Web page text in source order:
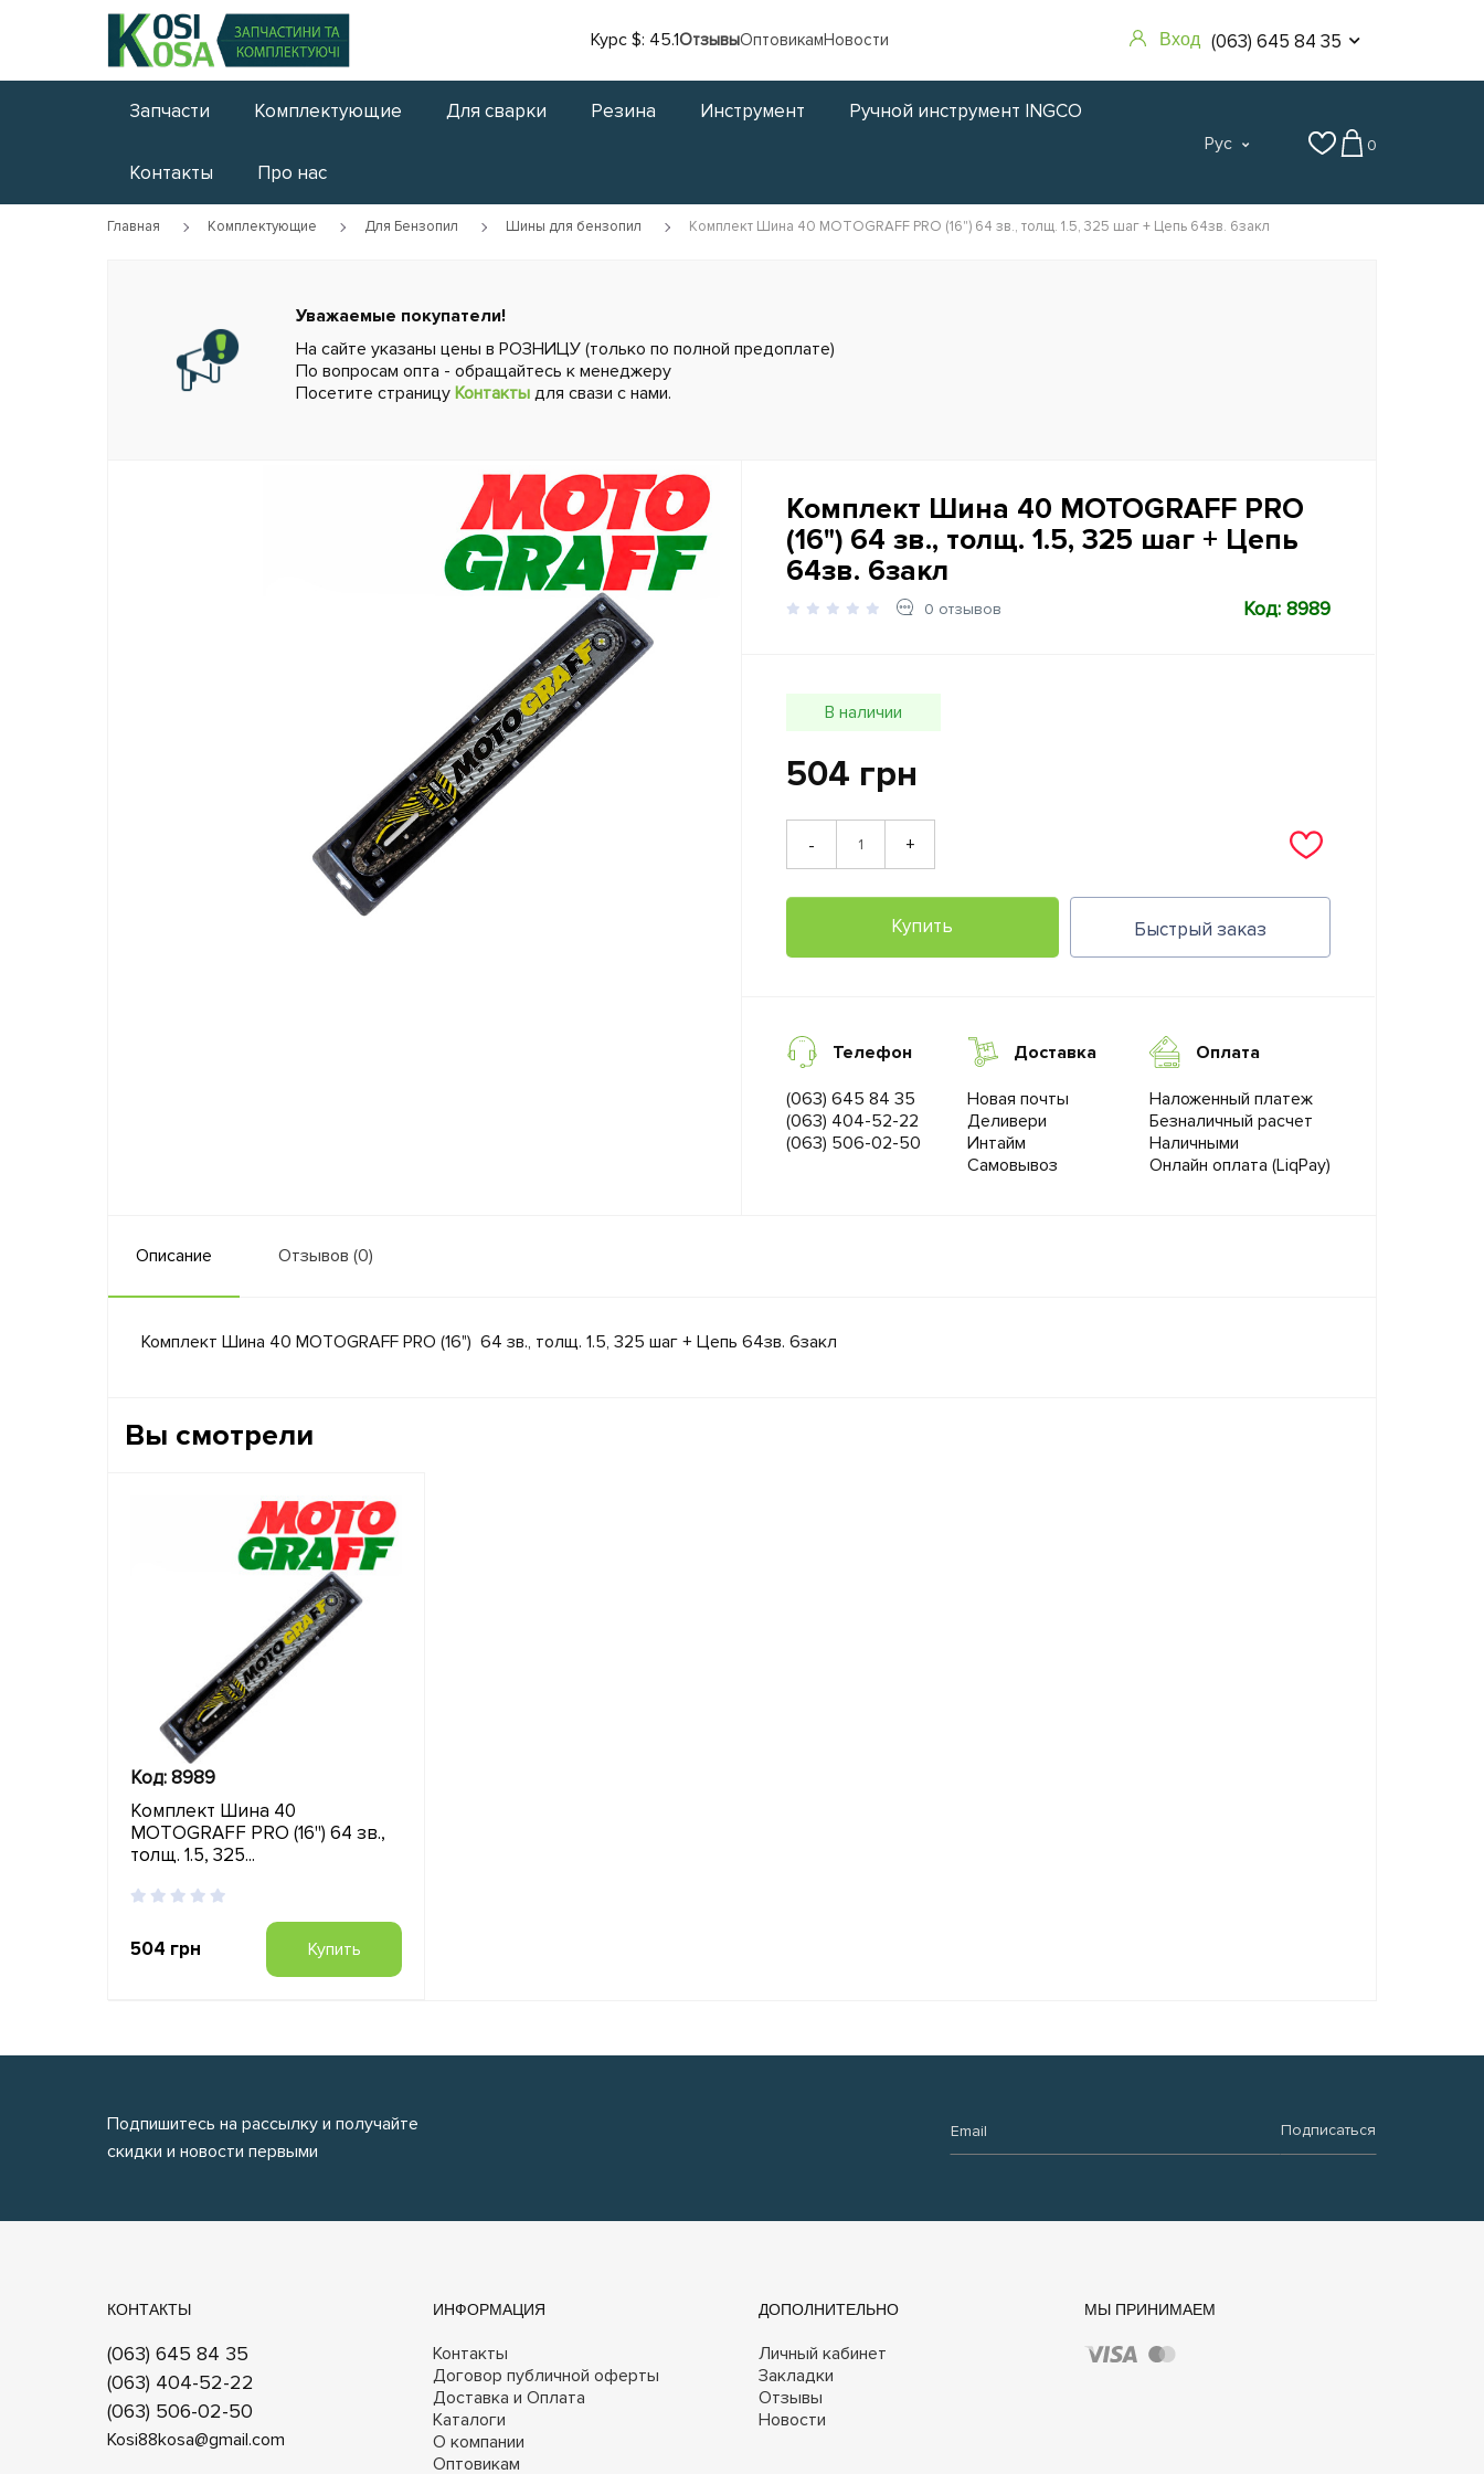
Курс $: 45.1ОтзывыОптовикамНовости Вход (063) 645 84 35
Запчасти Комплектующие Для сварки Резина Инструмент Ручной инструмент INGCO
Контакты Про нас
Рус 0
Главная Комплектующие Для Бензопил Шины для бензопил Комплект Шина 40 MOTOGRAFF PRO (16") 64 зв., толщ. 1.5, 325 шаг + Цепь 64зв. 6закл
Уважаемые покупатели!
На сайте указаны цены в РОЗНИЦУ (только по полной предоплате)
По вопросам опта - обращайтесь к менеджеру
Посетите страницу Контакты для свази с нами.
Комплект Шина 40 MOTOGRAFF PRO
(16") 64 зв., толщ. 1.5, 325 шаг + Цепь
64зв. 6закл
0 отзывов Код: 8989
В наличии
504 грн
- +
Купить Быстрый заказ
Телефон
(063) 645 84 35
(063) 404-52-22
(063) 506-02-50
Доставка
Новая почты
Деливери
Интайм
Самовывоз
Оплата
Наложенный платеж
Безналичный расчет
Наличными
Онлайн оплата (LiqPay)
Описание Отзывов (0)
Комплект Шина 40 MOTOGRAFF PRO (16") 64 зв., толщ. 1.5, 325 шаг + Цепь 64зв. 6закл
Вы смотрели
Код: 8989
Комплект Шина 40
MOTOGRAFF PRO (16") 64 зв.,
толщ. 1.5, 325...
504 грн Купить
Подпишитесь на рассылку и получайте
скидки и новости первыми
Подписаться
КОНТАКТЫ
(063) 645 84 35
(063) 404-52-22
(063) 506-02-50
Kosi88kosa@gmail.com
ИНФОРМАЦИЯ
Контакты
Договор публичной оферты
Доставка и Оплата
Каталоги
О компании
Оптовикам
ДОПОЛНИТЕЛЬНО
Личный кабинет
Закладки
Отзывы
Новости
МЫ ПРИНИМАЕМ